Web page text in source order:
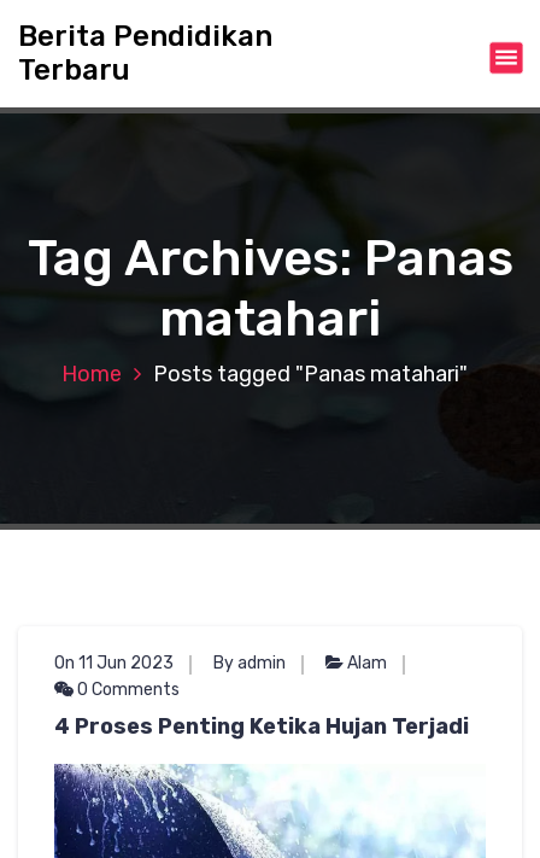
t
Berita Pendidikan
Terbaru
Tag Archives: Panas
matahari
Home Posts tagged "Panas matahari"
On 11 Jun 2023 By admin
Alam
0 Comments
4 Proses Penting Ketika Hujan Terjadi